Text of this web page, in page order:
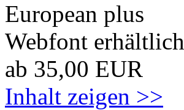
European plus
Webfont erhältlich
ab 35,00 EUR
Inhalt zeigen >>